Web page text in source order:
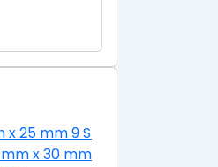
25 mm 9 Stück Weiß
x 30 mm 4 Stück